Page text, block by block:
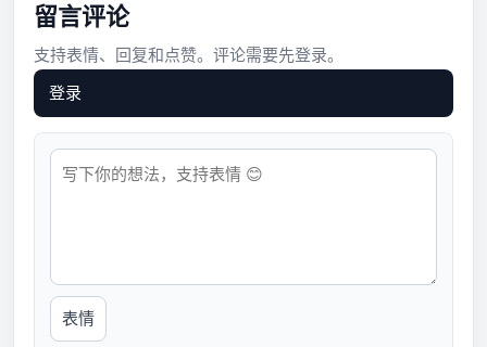
留言评论
支持表情、回复和点赞。评论需要先登录。
登录
表情